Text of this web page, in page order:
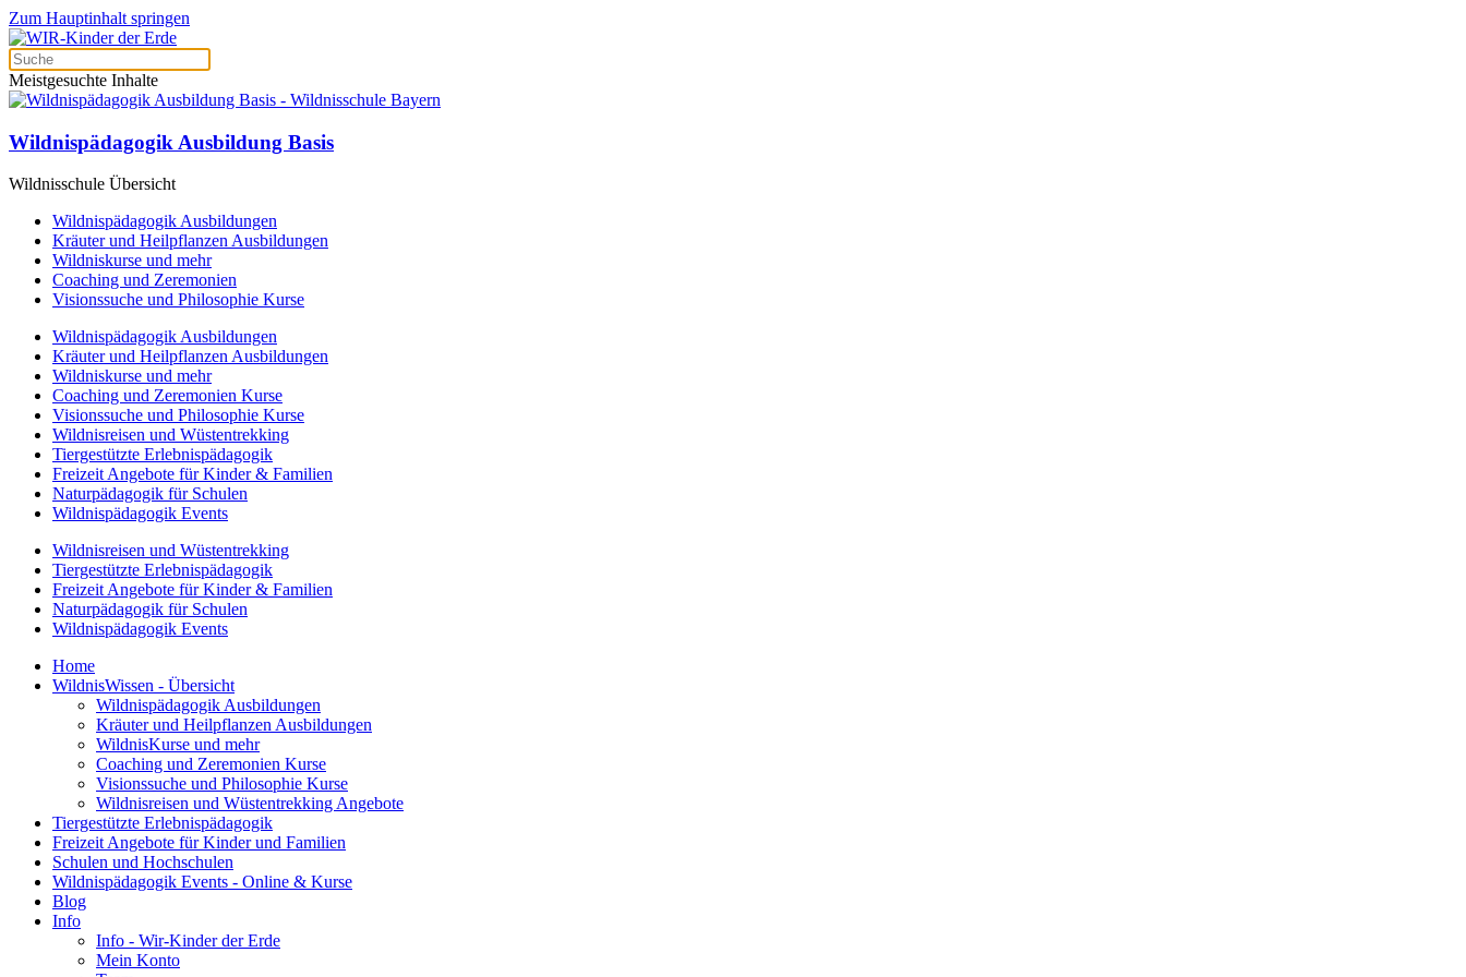
Zum Hauptinhalt springen
Meistgesuchte Inhalte
Wildnispädagogik Ausbildung Basis
Wildnisschule Übersicht
Wildnispädagogik Ausbildungen
Kräuter und Heilpflanzen Ausbildungen
Wildniskurse und mehr
Coaching und Zeremonien
Visionssuche und Philosophie Kurse
Wildnispädagogik Ausbildungen
Kräuter und Heilpflanzen Ausbildungen
Wildniskurse und mehr
Coaching und Zeremonien Kurse
Visionssuche und Philosophie Kurse
Wildnisreisen und Wüstentrekking
Tiergestützte Erlebnispädagogik
Freizeit Angebote für Kinder & Familien
Naturpädagogik für Schulen
Wildnispädagogik Events
Wildnisreisen und Wüstentrekking
Tiergestützte Erlebnispädagogik
Freizeit Angebote für Kinder & Familien
Naturpädagogik für Schulen
Wildnispädagogik Events
Home
WildnisWissen - Übersicht
Wildnispädagogik Ausbildungen
Kräuter und Heilpflanzen Ausbildungen
WildnisKurse und mehr
Coaching und Zeremonien Kurse
Visionssuche und Philosophie Kurse
Wildnisreisen und Wüstentrekking Angebote
Tiergestützte Erlebnispädagogik
Freizeit Angebote für Kinder und Familien
Schulen und Hochschulen
Wildnispädagogik Events - Online & Kurse
Blog
Info
Info - Wir-Kinder der Erde
Mein Konto